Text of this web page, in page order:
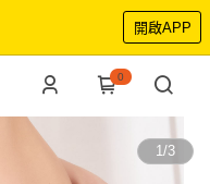
開啟APP
0
1/3